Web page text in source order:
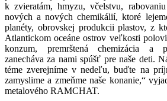
k zvieratám, hmyzu, včelstvu,
nových a nových chemikálií, ktoré
planéty, obrovskej produkcii plastov, z
Atlantickom oceáne ostrov veľkosti
konzum, premrštená chemizácia a
zanecháva za nami spúšť pre naše deti.
téme zverejníme v nedeľu, buďte na
zamyslime a zmeňme naše konanie,“
metalového RAMCHAT.